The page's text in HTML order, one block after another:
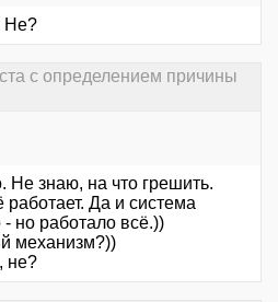
Не?
с определением причины
Не знаю, на что грешить.
Да и система
- но работало всё.))
механизм?))
не?